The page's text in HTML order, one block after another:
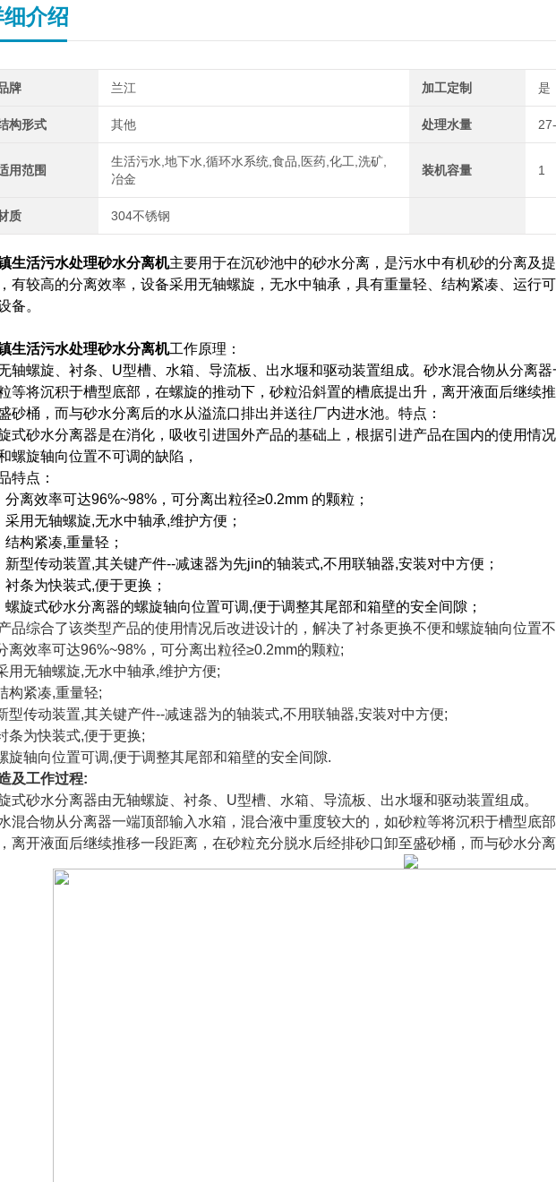
介绍
牌 兰江 加工定制 是
构形式 其他 处理水量
用范围
生活污水,地下水,循环水系统,食品,医药,化工,洗矿,
冶金
装机容量 1
质 304不锈钢
生活污水处理砂水分离机主要用于在沉砂池中的砂水分离，是污水中有机砂的分离及
有较高的分离效率，设备采用无轴螺旋，无水中轴承，具有重量轻、结构紧凑、运行
备。
生活污水处理砂水分离机工作原理：
轴螺旋、衬条、U型槽、水箱、导流板、出水堰和驱动装置组成。砂水混合物从分离
等将沉积于槽型底部，在螺旋的推动下，砂粒沿斜置的槽底提出升，离开液面后继续
砂桶，而与砂水分离后的水从溢流口排出并送往厂内进水池。特点：
式砂水分离器是在消化，吸收引进国外产品的基础上，根据引进产品在国内的使用情
螺旋轴向位置不可调的缺陷，
特点：
分离效率可达96%~98%，可分离出粒径≥0.2mm 的颗粒；
采用无轴螺旋,无水中轴承,维护方便；
结构紧凑,重量轻；
新型传动装置,其关键产件--减速器为先jin的轴装式,不用联轴器,安装对中方便；
衬条为快装式,便于更换；
螺旋式砂水分离器的螺旋轴向位置可调,便于调整其尾部和箱壁的安全间隙；
品综合了该类型产品的使用情况后改进设计的，解决了衬条更换不便和螺旋轴向位置
离效率可达96%~98%，可分离出粒径≥0.2mm的颗粒;
用无轴螺旋,无水中轴承,维护方便;
构紧凑,重量轻;
型传动装置,其关键产件--减速器为的轴装式,不用联轴器,安装对中方便;
条为快装式,便于更换;
旋轴向位置可调,便于调整其尾部和箱壁的安全间隙.
及工作过程:
式砂水分离器由无轴螺旋、衬条、U型槽、水箱、导流板、出水堰和驱动装置组成。
混合物从分离器一端顶部输入水箱，混合液中重度较大的，如砂粒等将沉积于槽型底
离开液面后继续推移一段距离，在砂粒充分脱水后经排砂口卸至盛砂桶，而与砂水分